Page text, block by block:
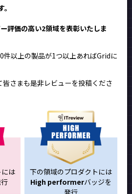
評価の高い2領域を表彰いたしま
件以上の製品が1つ以上あればGridに
さまも是非レビューを投稿くださ
には
下の領域のプロダクトには
High performerバッジを
発行